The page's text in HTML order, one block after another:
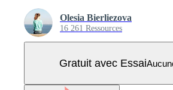
Olesia Bierliezova
16 261 Ressources
Gratuit avec Essai